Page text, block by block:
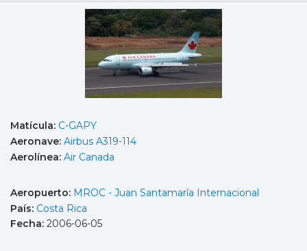
Matícula: C-GAPY
Aeronave: Airbus A319-114
Aerolínea: Air Canada
Aeropuerto: MROC - Juan Santamaría Internacional
País: Costa Rica
Fecha: 2006-06-05